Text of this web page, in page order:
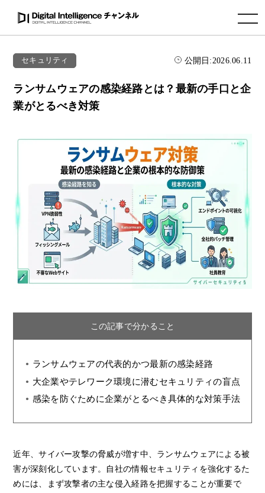
toggle navigation
セキュリティ 公開日:2026.06.11
ランサムウェアの感染経路とは？最新の手口と企
業がとるべき対策
この記事で分かること
ランサムウェアの代表的かつ最新の感染経路
大企業やテレワーク環境に潜むセキュリティの盲点
感染を防ぐために企業がとるべき具体的な対策手法
近年、サイバー攻撃の脅威が増す中、ランサムウェアによる被
害が深刻化しています。自社の情報セキュリティを強化するた
めには、まず攻撃者の主な侵入経路を把握することが重要で